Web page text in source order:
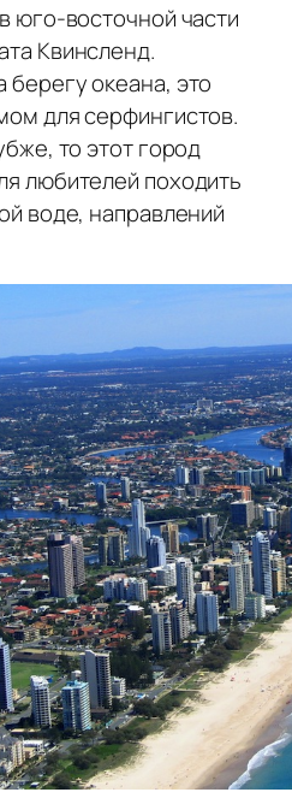
юго-восточной части
Квинсленд.
океана, это
для серфингистов.
то этот город
любителей походить
воде, направлений